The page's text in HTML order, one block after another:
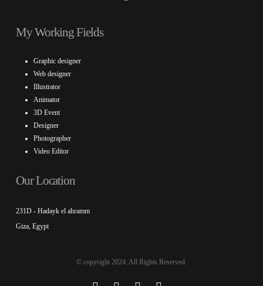
My Working Fields
Graphic designer
Web designer
Illustrator
Animator
3D Event
Designer
Photographer
Video Editor
Our Location
231D - Hadayk el ahramm
Giza, Egypt
© copyright 2024. All Rights Reserved.